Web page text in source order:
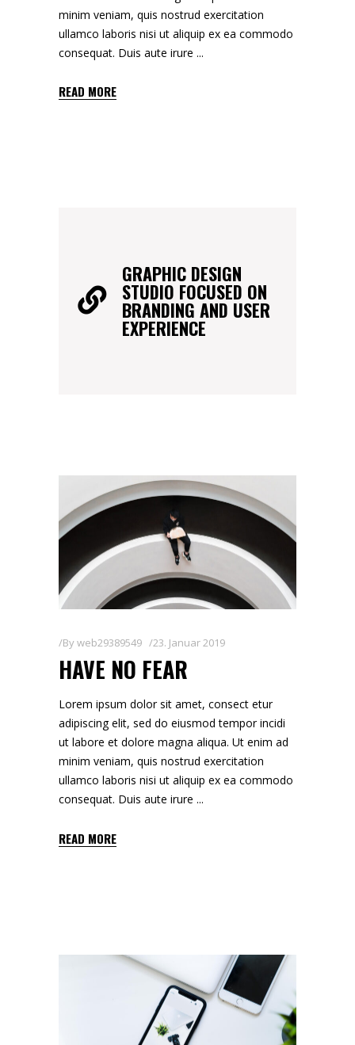
minim veniam, quis nostrud exercitation
ullamco laboris nisi ut aliquip ex ea commodo
consequat. Duis aute irure
READ MORE
GRAPHIC DESIGN
STUDIO FOCUSED ON
BRANDING AND USER
EXPERIENCE
Byweb29389549 23. Januar 2019
HAVE NO FEAR
Lorem ipsum dolor sit amet, consect etur
adipiscing elit, sed do eiusmod tempor incidi
ut labore et dolore magna aliqua. Ut enim ad
minim veniam, quis nostrud exercitation
ullamco laboris nisi ut aliquip ex ea commodo
consequat. Duis aute irure
READ MORE